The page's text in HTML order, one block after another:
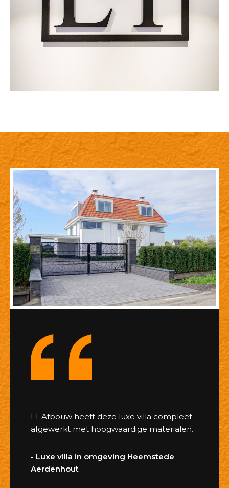
LT Afbouw heeft deze luxe villa compleet
afgewerkt met hoogwaardige materialen.
- Luxe villa in omgeving Heemstede
Aerdenhout